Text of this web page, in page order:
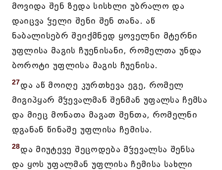
მოვიდა შენ ზედა სისხლი უბრალო და
დაიცვა ჴელი შენი შენ თანა. აწ
ნაბალისებრ შეიქმნედ ყოველნი მტერნი
უფლისა მაგის ჩუენისანი, რომელთა უნდა
ბოროტი უფლისა მაგის ჩუენისა.
27და აწ მოიღე კურთხევა ეგე, რომელ
მიგიპყარ მჴევალმან შენმან უფალსა ჩემსა
და მიეც მონათა მაგათ შენთა, რომელნი
დგანან წინაშე უფლისა ჩემისა.
28და მიუტევე შეცოდება მჴევალსა შენსა
და ყოს უფალმან უფლისა ჩემისა სახლი